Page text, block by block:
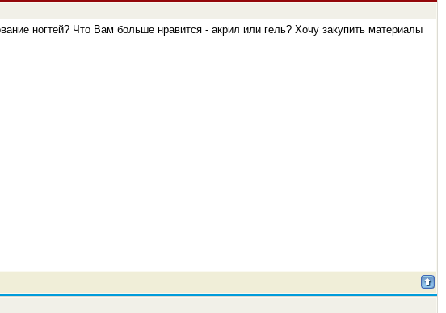
ногтей? Что Вам больше нравится - акрил или гель? Хочу закупить материалы